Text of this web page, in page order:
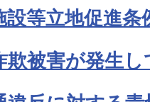
設等立地促進
欺被害が発生